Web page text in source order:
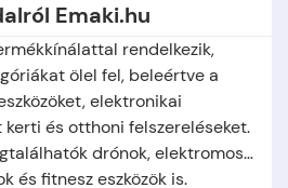
Emaki.hu
rendelkezik,
ölel fel, beleértve a
elektronikai
és otthoni felszereléseket.
drónok, elektromos
és fitnesz eszközök is.